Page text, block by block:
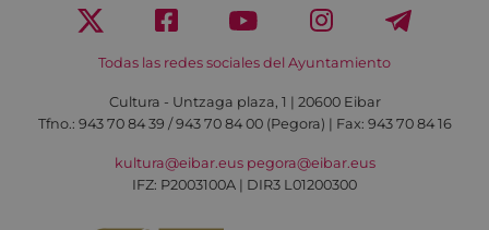
Todas las redes sociales del Ayuntamiento
Cultura - Untzaga plaza, 1 | 20600 Eibar
Tfno.: 943 70 84 39 / 943 70 84 00 (Pegora) | Fax: 943 70 84 16
kultura@eibar.eus pegora@eibar.eus
IFZ: P2003100A | DIR3 L01200300